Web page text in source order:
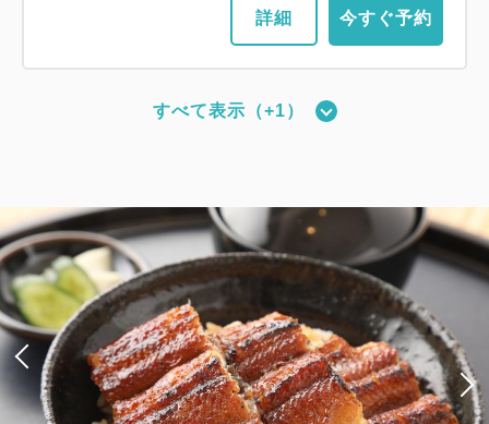
詳細 今すぐ予約
大人1名 1室
税・手数料込
合計 8,820円
禁煙 19.83m2 1~2名
シングルサイズ / 幅90-130cm×2
Wi-Fiあり（無料）
すべて表示（+1）